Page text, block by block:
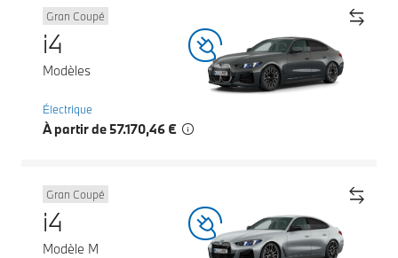
Gran Coupé
i4
Modèles
Électrique
À partir de 57.170,46 €
Gran Coupé
i4
Modèle M